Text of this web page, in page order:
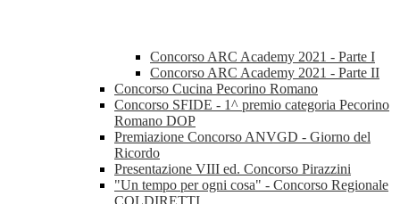
Concorso ARC Academy 2021 - Parte I
Concorso ARC Academy 2021 - Parte II
Concorso Cucina Pecorino Romano
Concorso SFIDE - 1^ premio categoria Pecorino
Romano DOP
Premiazione Concorso ANVGD - Giorno del
Ricordo
Presentazione VIII ed. Concorso Pirazzini
"Un tempo per ogni cosa" - Concorso Regionale